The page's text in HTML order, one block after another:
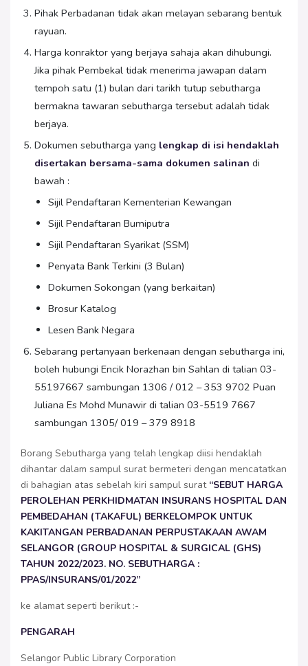
Pihak Perbadanan tidak akan melayan sebarang bentuk
rayuan.
Harga konraktor yang berjaya sahaja akan dihubungi.
Jika pihak Pembekal tidak menerima jawapan dalam
tempoh satu (1) bulan dari tarikh tutup sebutharga
bermakna tawaran sebutharga tersebut adalah tidak
berjaya.
Dokumen sebutharga yang lengkap di isi hendaklah
disertakan bersama-sama dokumen salinan di
bawah :
Sijil Pendaftaran Kementerian Kewangan
Sijil Pendaftaran Bumiputra
Sijil Pendaftaran Syarikat (SSM)
Penyata Bank Terkini (3 Bulan)
Dokumen Sokongan (yang berkaitan)
Brosur Katalog
Lesen Bank Negara
Sebarang pertanyaan berkenaan dengan sebutharga ini,
boleh hubungi Encik Norazhan bin Sahlan di talian 03-
55197667 sambungan 1306 / 012 – 353 9702 Puan
Juliana Es Mohd Munawir di talian 03-5519 7667
sambungan 1305/ 019 – 379 8918
Borang Sebutharga yang telah lengkap diisi hendaklah
dihantar dalam sampul surat bermeteri dengan mencatatkan
di bahagian atas sebelah kiri sampul surat “SEBUT HARGA
PEROLEHAN PERKHIDMATAN INSURANS HOSPITAL DAN
PEMBEDAHAN (TAKAFUL) BERKELOMPOK UNTUK
KAKITANGAN PERBADANAN PERPUSTAKAAN AWAM
SELANGOR (GROUP HOSPITAL & SURGICAL (GHS)
TAHUN 2022/2023. NO. SEBUTHARGA :
PPAS/INSURANS/01/2022”
ke alamat seperti berikut :-
PENGARAH
Selangor Public Library Corporation